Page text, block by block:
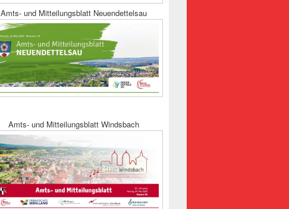
Amts- und Mitteilungsblatt Neuendettelsau
Amts- und Mitteilungsblatt Windsbach